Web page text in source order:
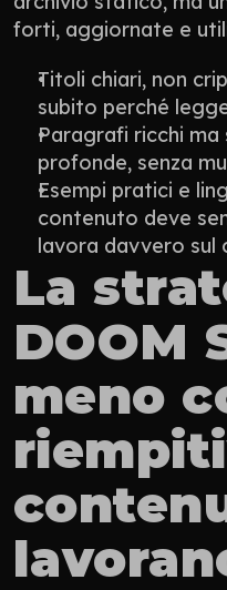
forti, aggiornate e
Titoli chiari, non
subito perché
Paragrafi ricchi ma
profonde, senza
Esempi pratici e
contenuto deve
lavora davvero sul
La
DOOM
meno